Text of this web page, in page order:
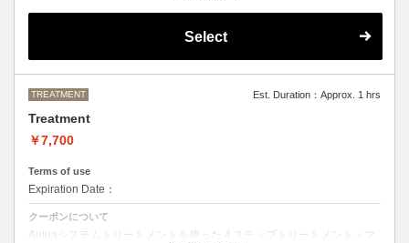
で、ご来店いただいた際にご相談させて頂きます。
●カラーリング、ストレートパーマは髪の長さにより別途ロング料金を
頂戴いたします。
Select
TREATMENT Est. Duration：Approx. 1 hrs
Treatment
￥7,700
Terms of use
Expiration Date：
クーポンについて
Aujuaシステムトリートメントを使った４ステップトリートメント＋マ